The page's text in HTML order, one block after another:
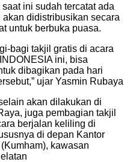
ini sudah tercatat ada
didistribusikan secara
untuk berbuka puasa.
bagi takjil gratis di acara
ini, bisa
dibagikan pada hari
ujar Yasmin Rubaya
akan dilakukan di
juga pembagian takjil
berjalan keliling di
di depan Kantor
kawasan